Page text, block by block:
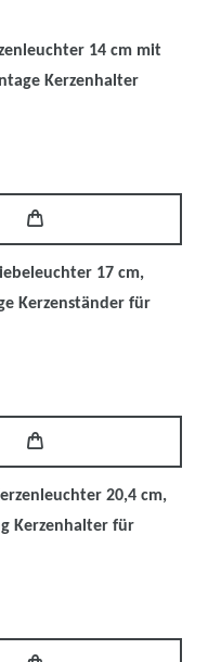
14 cm mit
Kerzenhalter
17 cm,
Kerzenständer für
20,4 cm,
Kerzenhalter für